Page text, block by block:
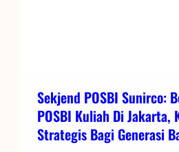
Sekjend POSBI Sunirco:
POSBI Kuliah Di Jakarta,
Strategis Bagi Generasi